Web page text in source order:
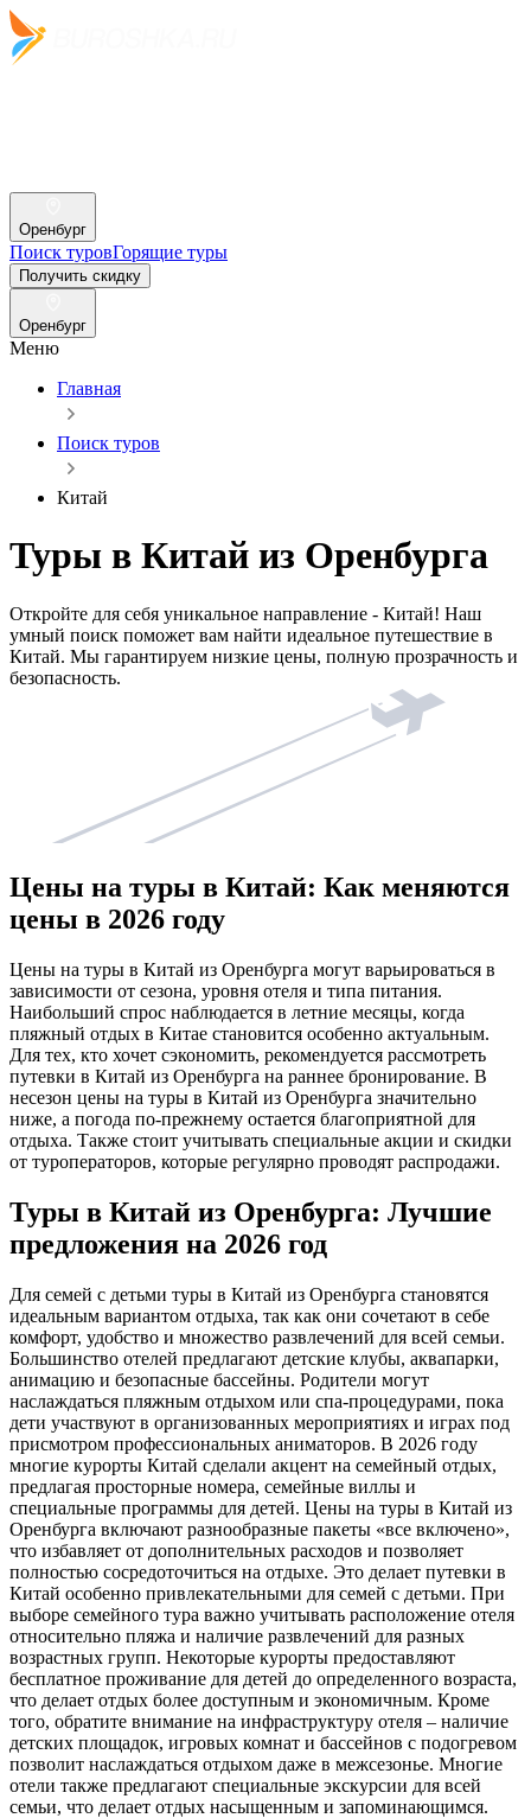
Оренбург
Поиск туровГорящие туры
Получить скидку
Оренбург
Меню
Главная
Поиск туров
Китай
Туры в Китай из Оренбурга
Откройте для себя уникальное направление - Китай! Наш
умный поиск поможет вам найти идеальное путешествие в
Китай. Мы гарантируем низкие цены, полную прозрачность и
безопасность.
Цены на туры в Китай: Как меняются
цены в 2026 году
Цены на туры в Китай из Оренбурга могут варьироваться в
зависимости от сезона, уровня отеля и типа питания.
Наибольший спрос наблюдается в летние месяцы, когда
пляжный отдых в Китае становится особенно актуальным.
Для тех, кто хочет сэкономить, рекомендуется рассмотреть
путевки в Китай из Оренбурга на раннее бронирование. В
несезон цены на туры в Китай из Оренбурга значительно
ниже, а погода по-прежнему остается благоприятной для
отдыха. Также стоит учитывать специальные акции и скидки
от туроператоров, которые регулярно проводят распродажи.
Туры в Китай из Оренбурга: Лучшие
предложения на 2026 год
Для семей с детьми туры в Китай из Оренбурга становятся
идеальным вариантом отдыха, так как они сочетают в себе
комфорт, удобство и множество развлечений для всей семьи.
Большинство отелей предлагают детские клубы, аквапарки,
анимацию и безопасные бассейны. Родители могут
наслаждаться пляжным отдыхом или спа-процедурами, пока
дети участвуют в организованных мероприятиях и играх под
присмотром профессиональных аниматоров. В 2026 году
многие курорты Китай сделали акцент на семейный отдых,
предлагая просторные номера, семейные виллы и
специальные программы для детей. Цены на туры в Китай из
Оренбурга включают разнообразные пакеты «все включено»,
что избавляет от дополнительных расходов и позволяет
полностью сосредоточиться на отдыхе. Это делает путевки в
Китай особенно привлекательными для семей с детьми. При
выборе семейного тура важно учитывать расположение отеля
относительно пляжа и наличие развлечений для разных
возрастных групп. Некоторые курорты предоставляют
бесплатное проживание для детей до определенного возраста,
что делает отдых более доступным и экономичным. Кроме
того, обратите внимание на инфраструктуру отеля – наличие
детских площадок, игровых комнат и бассейнов с подогревом
позволит наслаждаться отдыхом даже в межсезонье. Многие
отели также предлагают специальные экскурсии для всей
семьи, что делает отдых насыщенным и запоминающимся.